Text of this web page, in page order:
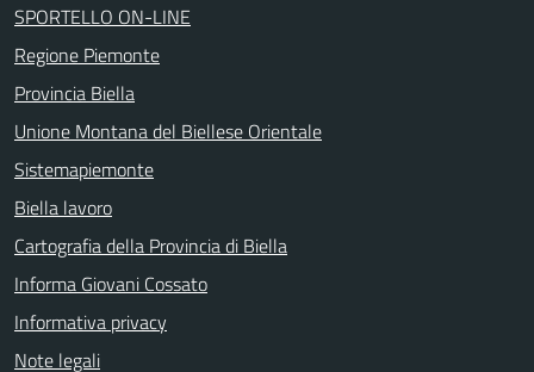
SPORTELLO ON-LINE
Regione Piemonte
Provincia Biella
Unione Montana del Biellese Orientale
Sistemapiemonte
Biella lavoro
Cartografia della Provincia di Biella
Informa Giovani Cossato
Informativa privacy
Note legali